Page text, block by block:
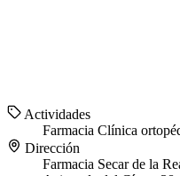
Actividades
Farmacia Clínica
Dirección
Farmacia Secar de la